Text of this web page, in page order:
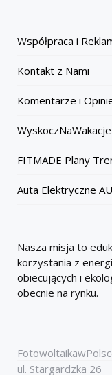
Współpraca i
Kontakt z Nami
Komentarze i
WyskoczNaWakacje
FITMADE Plany
Auta Elektryczne
Nasza misja to
korzystania z
obiecujących i
obecnie na rynku.
ul. Stargardzka 26